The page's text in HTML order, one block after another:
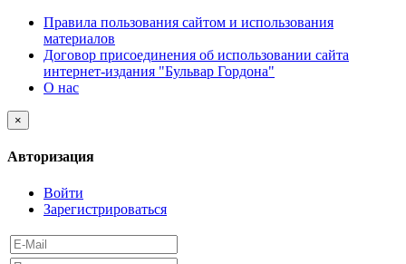
Правила пользования сайтом и использования
материалов
Договор присоединения об использовании сайта
интернет-издания "Бульвар Гордона"
О нас
×
Авторизация
Войти
Зарегистрироваться